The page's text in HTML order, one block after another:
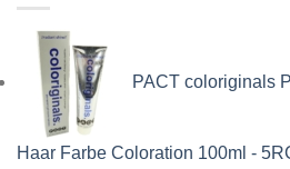
PACT coloriginals
Haar Farbe Coloration 100ml -